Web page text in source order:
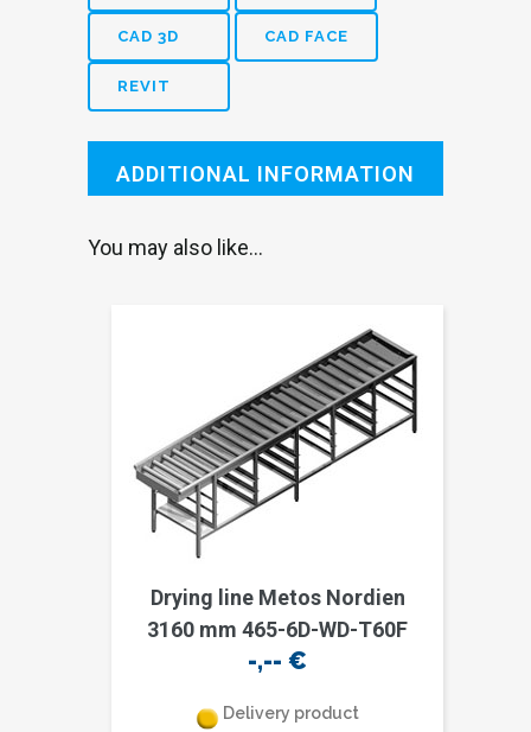
5D-
WD-
quantity
CAD 3D CAD FACE
REVIT
ADDITIONAL INFORMATION
You may also like…
Drying line Metos Nordien
3160 mm 465-6D-WD-T60F
-,-- €
Delivery product